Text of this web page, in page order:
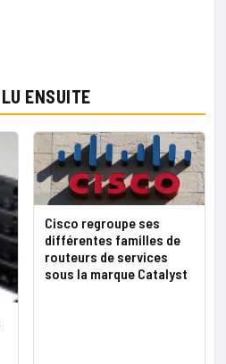
ENSUITE
Cisco regroupe ses
différentes familles de
routeurs de services
sous la marque Catalyst